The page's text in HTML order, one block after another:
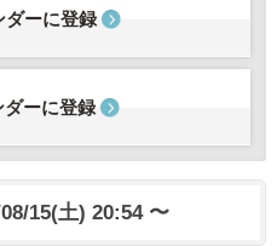
ーに登録
ーに登録
15(土) 20:54 〜